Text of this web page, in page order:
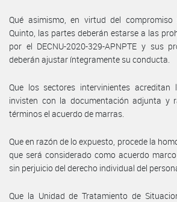
Qué asimismo, en virtud del
Quinto, las partes deberán estarse a las
por el DECNU-2020-329-APNPTE y sus
deberán ajustar íntegramente su conducta.
Que los sectores intervinientes acreditan
invisten con la documentación adjunta y
términos el acuerdo de marras.
Que en razón de lo expuesto, procede la
que será considerado como acuerdo
sin perjuicio del derecho individual del
Que la Unidad de Tratamiento de